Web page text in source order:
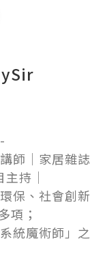
師│家居雜誌
主持│
保、社會創新
項；
統魔術師」之